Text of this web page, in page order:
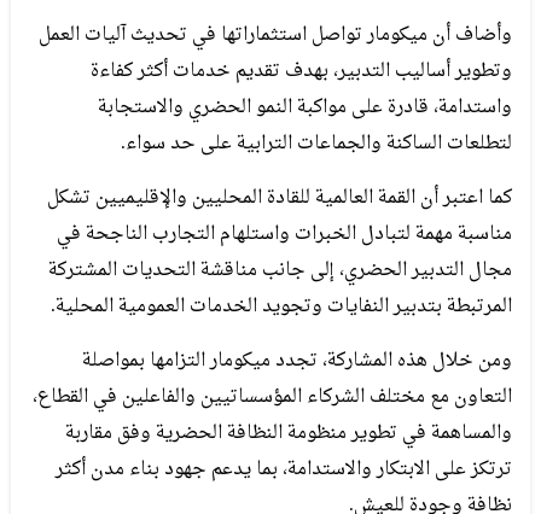
وأضاف أن ميكومار تواصل استثماراتها في تحديث آليات العمل
وتطوير أساليب التدبير، بهدف تقديم خدمات أكثر كفاءة
واستدامة، قادرة على مواكبة النمو الحضري والاستجابة
لتطلعات الساكنة والجماعات الترابية على حد سواء.
كما اعتبر أن القمة العالمية للقادة المحليين والإقليميين تشكل
مناسبة مهمة لتبادل الخبرات واستلهام التجارب الناجحة في
مجال التدبير الحضري، إلى جانب مناقشة التحديات المشتركة
المرتبطة بتدبير النفايات وتجويد الخدمات العمومية المحلية.
ومن خلال هذه المشاركة، تجدد ميكومار التزامها بمواصلة
التعاون مع مختلف الشركاء المؤسساتيين والفاعلين في القطاع،
والمساهمة في تطوير منظومة النظافة الحضرية وفق مقاربة
ترتكز على الابتكار والاستدامة، بما يدعم جهود بناء مدن أكثر
نظافة وجودة للعيش.